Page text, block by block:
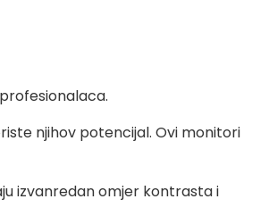
njihov potencijal. Ovi monitori
izvanredan omjer kontrasta i